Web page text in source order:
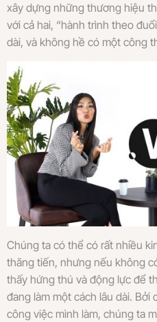
xây dựng những thương hiệu
với cả hai, “hành trình theo
dài, và không hề có một công
Chúng ta có thể có rất nhiều
thăng tiến, nhưng nếu không
thấy hứng thú và động lực để
đang làm một cách lâu dài. Bởi
công việc mình làm, chúng ta